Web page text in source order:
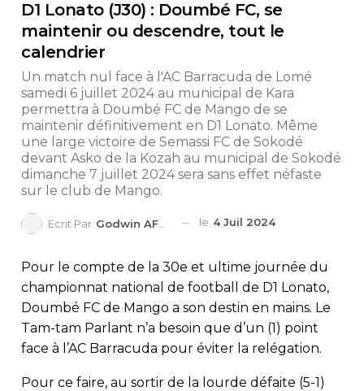
D1 Lonato (J30) : Doumbé FC, se
maintenir ou descendre, tout le
calendrier
Un match nul face à l'AC Barracuda de Lomé
samedi 6 juillet 2024 au municipal de Kara
permettra à Doumbé FC de Mango de se
maintenir définitivement en D1 Lonato. Même
une large victoire de Semassi FC de Sokodé
devant Asko de la Kozah au municipal de Sokodé
dimanche 7 juillet 2024 sera sans effet néfaste
sur le club de Mango.
Ecrit Par Godwin AFEDO le 4 Juil 2024
Pour le compte de la 30e et ultime journée du
championnat national de football de D1 Lonato,
Doumbé FC de Mango a son destin en mains. Le
Tam-tam Parlant n’a besoin que d’un (1) point
face à l’AC Barracuda pour éviter la relégation.
Pour ce faire, au sortir de la lourde défaite (5-1)